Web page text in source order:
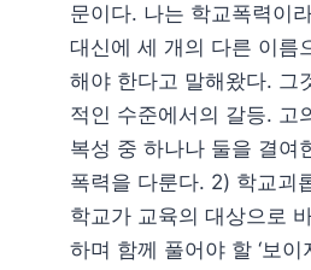
문이다. 나는 학교폭력이
대신에 세 개의 다른 이름
해야 한다고 말해왔다. 그
적인 수준에서의 갈등. 고
복성 중 하나나 둘을 결여
폭력을 다룬다. 2) 학교괴
학교가 교육의 대상으로
하며 함께 풀어야 할 ‘보이